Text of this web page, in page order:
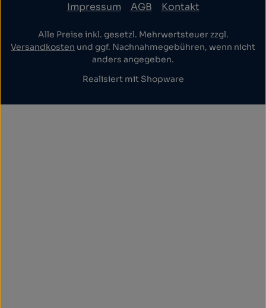
Impressum AGB Kontakt
Alle Preise inkl. gesetzl. Mehrwertsteuer zzgl.
Versandkosten und ggf. Nachnahmegebühren, wenn nicht
anders angegeben.
Realisiert mit Shopware